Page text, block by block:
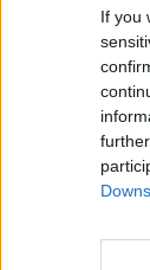
If you
έναν
είναι ότι
βαθμούς.
είναι ένας
προς